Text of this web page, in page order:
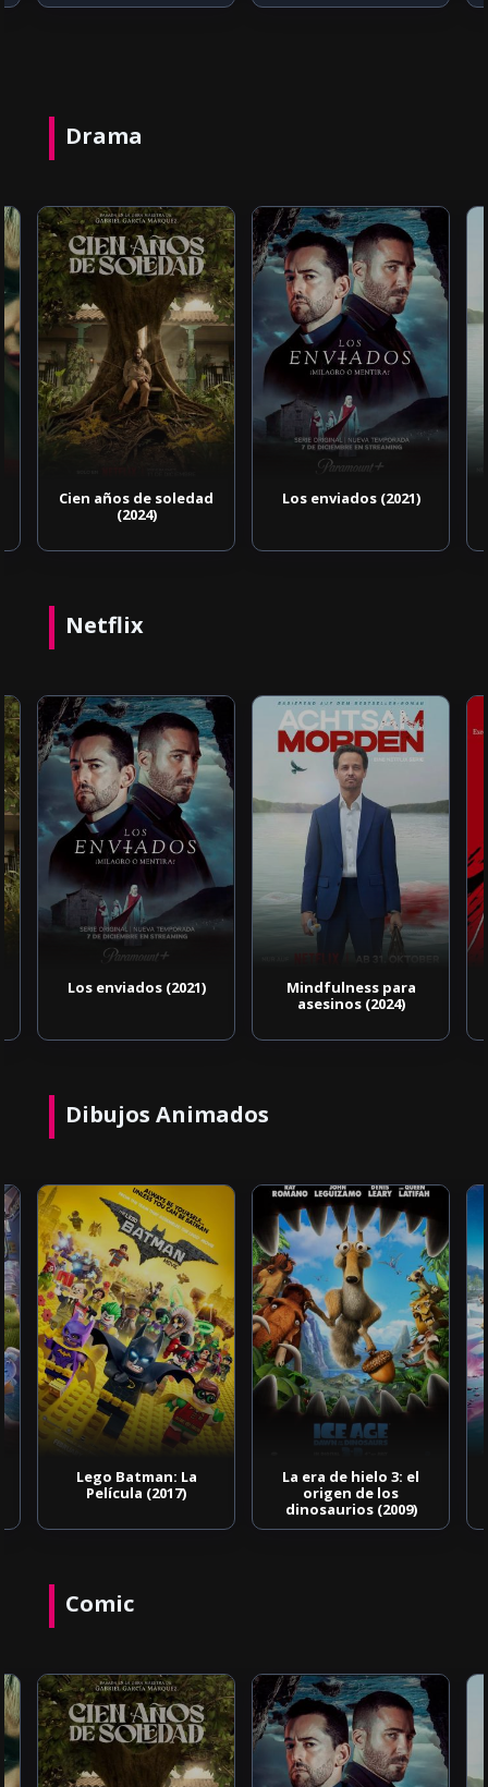
Drama
Cien años de soledad
(2024)
Los enviados (2021)
Netflix
Los enviados (2021)
Mindfulness para
asesinos (2024)
Dibujos Animados
Lego Batman: La
Película (2017)
La era de hielo 3: el
origen de los
dinosaurios (2009)
Comic